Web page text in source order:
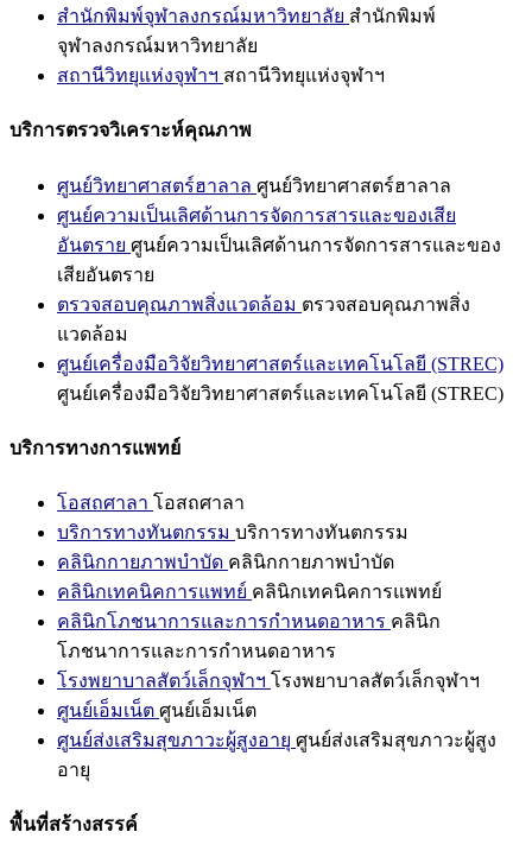
สำนักพิมพ์จุฬาลงกรณ์มหาวิทยาลัย สำนักพิมพ์
จุฬาลงกรณ์มหาวิทยาลัย
สถานีวิทยุแห่งจุฬาฯ สถานีวิทยุแห่งจุฬาฯ
บริการตรวจวิเคราะห์คุณภาพ
ศูนย์วิทยาศาสตร์ฮาลาล ศูนย์วิทยาศาสตร์ฮาลาล
ศูนย์ความเป็นเลิศด้านการจัดการสารและของเสีย
อันตราย ศูนย์ความเป็นเลิศด้านการจัดการสารและของ
เสียอันตราย
ตรวจสอบคุณภาพสิ่งแวดล้อม ตรวจสอบคุณภาพสิ่ง
แวดล้อม
ศูนย์เครื่องมือวิจัยวิทยาศาสตร์และเทคโนโลยี (STREC)
ศูนย์เครื่องมือวิจัยวิทยาศาสตร์และเทคโนโลยี (STREC)
บริการทางการแพทย์
โอสถศาลา โอสถศาลา
บริการทางทันตกรรม บริการทางทันตกรรม
คลินิกกายภาพบำบัด คลินิกกายภาพบำบัด
คลินิกเทคนิคการแพทย์ คลินิกเทคนิคการแพทย์
คลินิกโภชนาการและการกำหนดอาหาร คลินิก
โภชนาการและการกำหนดอาหาร
โรงพยาบาลสัตว์เล็กจุฬาฯ โรงพยาบาลสัตว์เล็กจุฬาฯ
ศูนย์เอ็มเน็ต ศูนย์เอ็มเน็ต
ศูนย์ส่งเสริมสุขภาวะผู้สูงอายุ ศูนย์ส่งเสริมสุขภาวะผู้สูง
อายุ
พื้นที่สร้างสรรค์